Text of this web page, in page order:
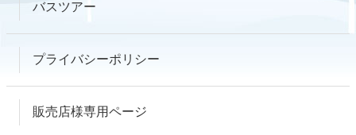
バスツアー
プライバシーポリシー
販売店様専用ページ